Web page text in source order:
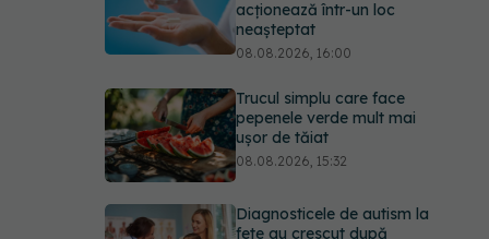
acționează într-un loc
neașteptat
08.08.2026, 16:00
Trucul simplu care face
pepenele verde mult mai
ușor de tăiat
08.08.2026, 15:32
Diagnosticele de autism la
fete au crescut după